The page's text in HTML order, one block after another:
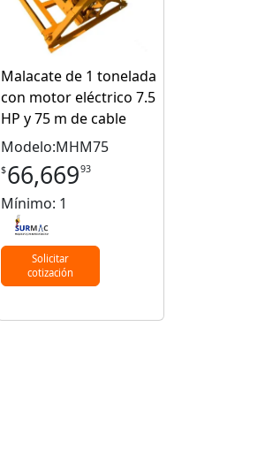
Malacate de 1 tonelada
con motor eléctrico 7.5
HP y 75 m de cable
Modelo:MHM75
$66,66993
Mínimo: 1
Solicitar
cotización